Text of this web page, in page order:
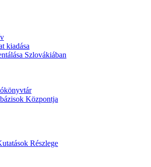
kiadása
Szlovákiában
Központja
Részlege